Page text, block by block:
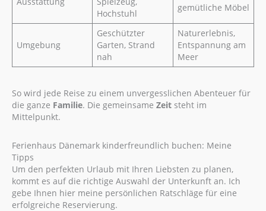
Hochstuhl
gemütliche Möbel
Umgebung
Geschützter
Garten, Strand
nah
Naturerlebnis,
Entspannung am
Meer
So wird jede Reise zu einem unvergesslichen Abenteuer für
die ganze Familie. Die gemeinsame Zeit steht im
Mittelpunkt.
Ferienhaus Dänemark kinderfreundlich buchen: Meine
Tipps
Um den perfekten Urlaub mit Ihren Liebsten zu planen,
kommt es auf die richtige Auswahl der Unterkunft an. Ich
gebe Ihnen hier meine persönlichen Ratschläge für eine
erfolgreiche Reservierung.